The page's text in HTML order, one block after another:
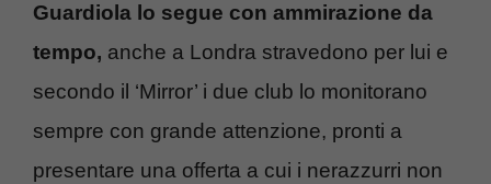
Guardiola lo segue con ammirazione da
tempo, anche a Londra stravedono per lui e
secondo il ‘Mirror’ i due club lo monitorano
sempre con grande attenzione, pronti a
presentare una offerta a cui i nerazzurri non